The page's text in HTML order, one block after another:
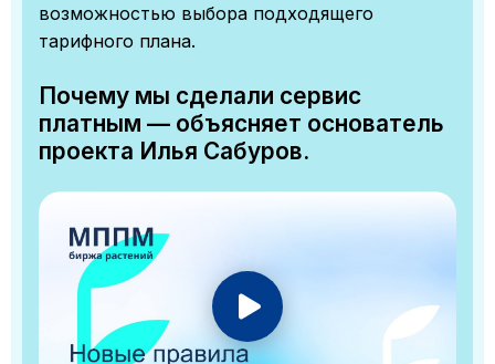
возможностью выбора подходящего
тарифного плана.
Почему мы сделали сервис
платным — объясняет основатель
проекта Илья Сабуров.